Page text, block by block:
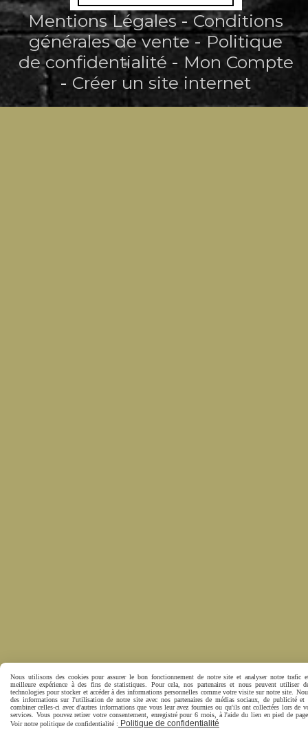
Mentions Légales
Conditions
générales de vente
Politique
de confidentialité
Mon Compte
Créer un site internet
Nous utilisons des cookies pour assurer le bon fonctionnement de notre site et analyser notre trafic
meilleure expérience à des fins de statistiques. Pour cela, nos partenaires et nous peuvent utiliser
technologies pour stocker et accéder à des informations personnelles comme votre visite sur notre site.
des informations sur l'utilisation de notre site avec nos partenaires de médias sociaux, de publicité et
combiner celles-ci avec d'autres informations que vous leur avez fournies ou qu'ils ont collectées lors de
services. Vous pouvez retirer votre consentement, enregistré pour 6 mois, à l'aide du lien en pied de
Voir notre politique de confidentialité : Politique de confidentialité